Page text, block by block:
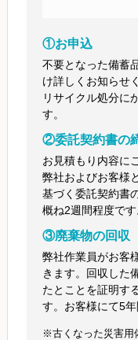
①お申込
不要となった備蓄
け詳しくお知らせ
リサイクル処分に
す。
②委託契約書の
お見積もり内容に
弊社およびお客様
基づく委託契約書
概ね2週間程度です
③廃棄物の回収
弊社作業員がお客
きます。回収した
たとことを証明す
す。お客様にて5年
※古くなった災害用